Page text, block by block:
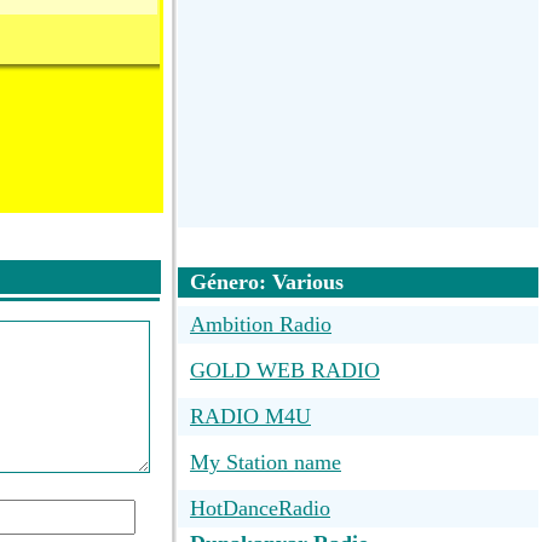
Género: Various
Ambition Radio
GOLD WEB RADIO
RADIO M4U
My Station name
HotDanceRadio